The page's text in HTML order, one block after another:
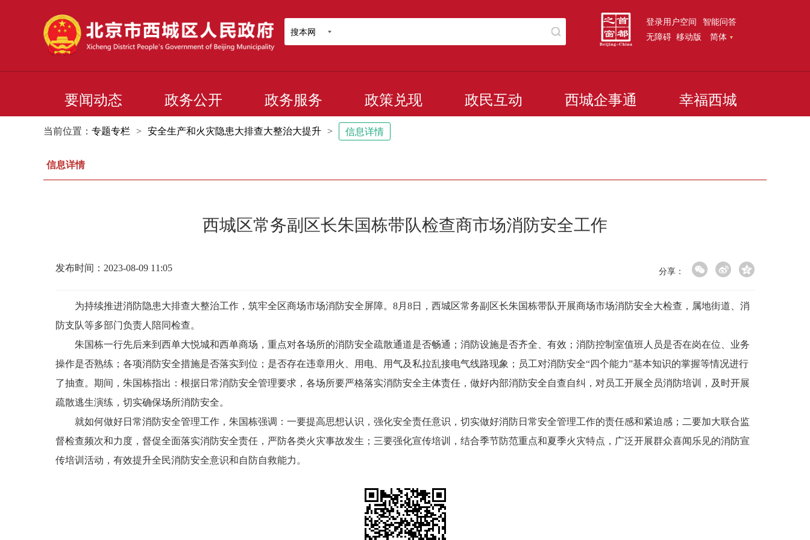
搜本网
登录用户空间 智能问答
无障碍 移动版 简体
要闻动态 政务公开 政务服务 政策兑现 政民互动 西城企事通 幸福西城
当前位置： 专题专栏 > 安全生产和火灾隐患大排查大整治大提升 > 信息详情
信息详情
西城区常务副区长朱国栋带队检查商市场消防安全工作
发布时间：2023-08-09 11:05 分享：
为持续推进消防隐患大排查大整治工作，筑牢全区商场市场消防安全屏障。8月8日，西城区常务副区长朱国栋带队开展商场市场消防安全大检查，属地街道、消
防支队等多部门负责人陪同检查。
朱国栋一行先后来到西单大悦城和西单商场，重点对各场所的消防安全疏散通道是否畅通；消防设施是否齐全、有效；消防控制室值班人员是否在岗在位、业务
操作是否熟练；各项消防安全措施是否落实到位；是否存在违章用火、用电、用气及私拉乱接电气线路现象；员工对消防安全“四个能力”基本知识的掌握等情况进行
了抽查。期间，朱国栋指出：根据日常消防安全管理要求，各场所要严格落实消防安全主体责任，做好内部消防安全自查自纠，对员工开展全员消防培训，及时开展
疏散逃生演练，切实确保场所消防安全。
就如何做好日常消防安全管理工作，朱国栋强调：一要提高思想认识，强化安全责任意识，切实做好消防日常安全管理工作的责任感和紧迫感；二要加大联合监
督检查频次和力度，督促全面落实消防安全责任，严防各类火灾事故发生；三要强化宣传培训，结合季节防范重点和夏季火灾特点，广泛开展群众喜闻乐见的消防宣
传培训活动，有效提升全民消防安全意识和自防自救能力。